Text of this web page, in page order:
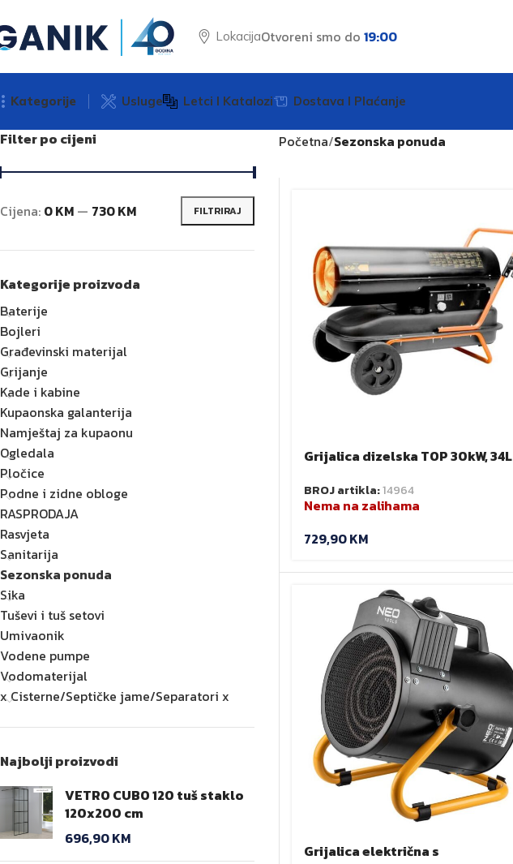
LokacijaOtvoreni smo do 19:00
Kategorije Usluge Letci I Katalozi Dostava I Plaćanje
Filter po cijeni
FILTRIRAJ
Cijena: 0 KM — 730 KM
Kategorije proizvoda
Baterije
Bojleri
Građevinski materijal
Grijanje
Kade i kabine
Kupaonska galanterija
Namještaj za kupaonu
Ogledala
Pločice
Podne i zidne obloge
RASPRODAJA
Rasvjeta
Sanitarija
Sezonska ponuda
Sika
Tuševi i tuš setovi
Umivaonik
Vodene pumpe
Vodomaterijal
x Cisterne/Septičke jame/Separatori x
Najbolji proizvodi
VETRO CUBO 120 tuš staklo
120x200 cm
696,90KM
Početna Sezonska ponuda
Grijalica dizelska TOP 30kW, 34L
BROJ artikla:14964
Nema na zalihama
729,90KM
Grijalica električna s